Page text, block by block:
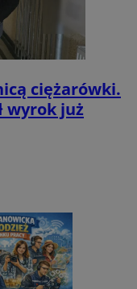
ciężarówki.
wyrok już